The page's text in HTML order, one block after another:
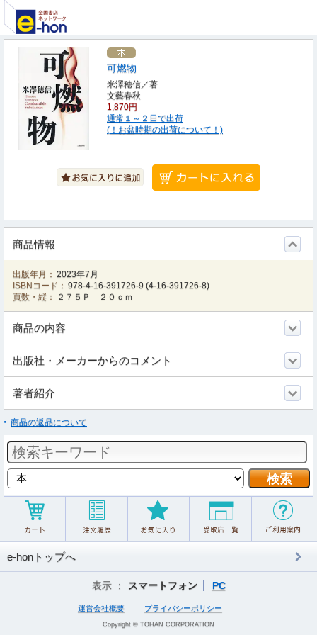
可燃物
米澤穂信／著
文藝春秋
1,870円
通常１～２日で出荷
(！お盆時期の出荷について！)
商品情報
出版年月： 2023年7月
ISBNコード： 978-4-16-391726-9 (4-16-391726-8)
頁数・縦：
２７５Ｐ ２０ｃｍ
商品の内容
出版社・メーカーからのコメント
著者紹介
商品の返品について
e-honトップへ
表示 ： スマートフォン PC
運営会社概要 プライバシーポリシー
Copyright © TOHAN CORPORATION